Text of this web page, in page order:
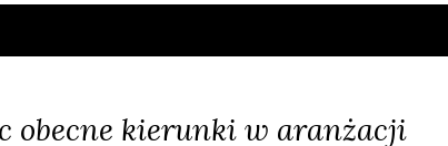
obecne kierunki w aranżacji